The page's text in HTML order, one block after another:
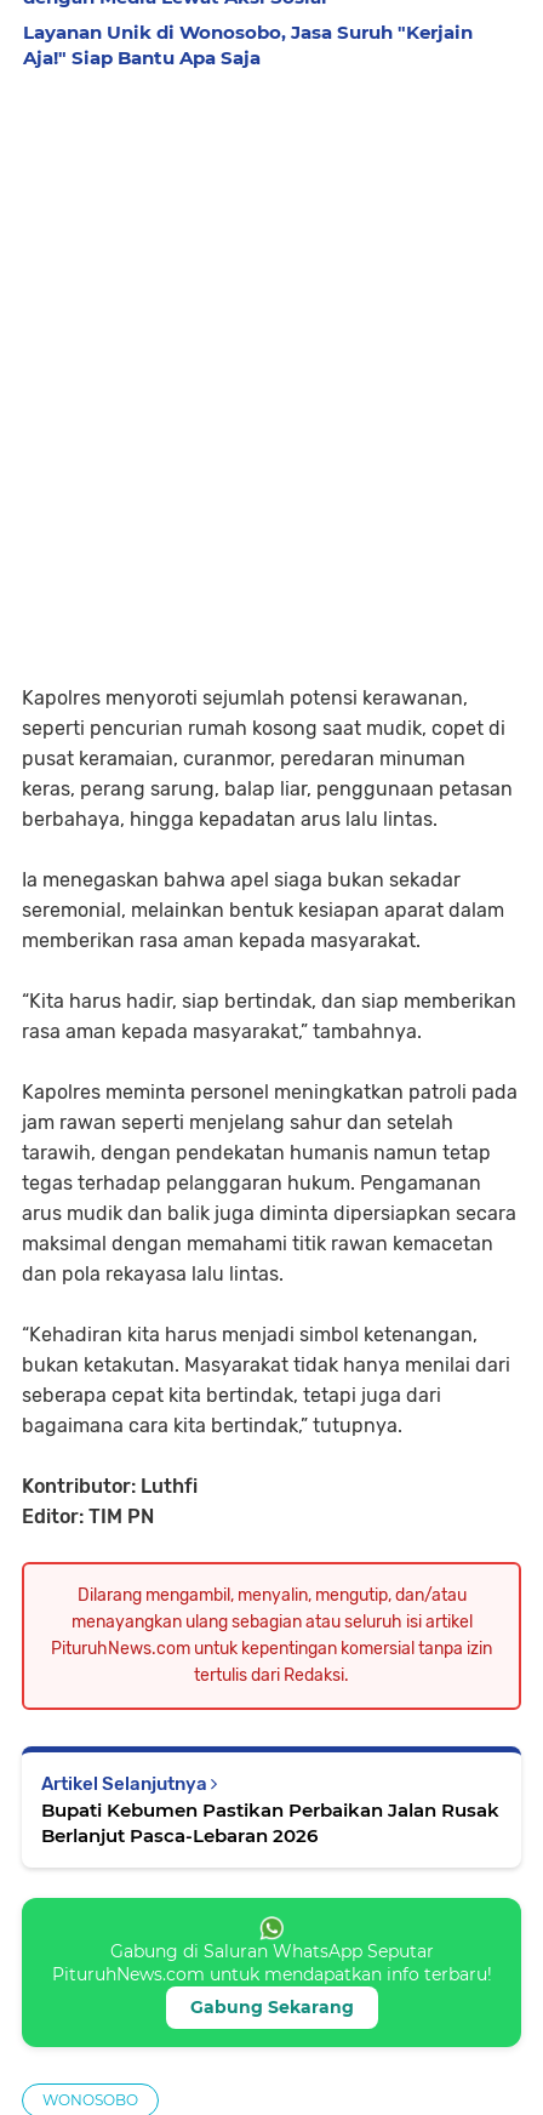
Layanan Unik di Wonosobo, Jasa Suruh "Kerjain
Aja!" Siap Bantu Apa Saja
Kapolres menyoroti sejumlah potensi kerawanan,
seperti pencurian rumah kosong saat mudik, copet di
pusat keramaian, curanmor, peredaran minuman
keras, perang sarung, balap liar, penggunaan petasan
berbahaya, hingga kepadatan arus lalu lintas.
Ia menegaskan bahwa apel siaga bukan sekadar
seremonial, melainkan bentuk kesiapan aparat dalam
memberikan rasa aman kepada masyarakat.
“Kita harus hadir, siap bertindak, dan siap memberikan
rasa aman kepada masyarakat,” tambahnya.
Kapolres meminta personel meningkatkan patroli pada
jam rawan seperti menjelang sahur dan setelah
tarawih, dengan pendekatan humanis namun tetap
tegas terhadap pelanggaran hukum. Pengamanan
arus mudik dan balik juga diminta dipersiapkan secara
maksimal dengan memahami titik rawan kemacetan
dan pola rekayasa lalu lintas.
“Kehadiran kita harus menjadi simbol ketenangan,
bukan ketakutan. Masyarakat tidak hanya menilai dari
seberapa cepat kita bertindak, tetapi juga dari
bagaimana cara kita bertindak,” tutupnya.
Kontributor: Luthfi
Editor: TIM PN
Dilarang mengambil, menyalin, mengutip, dan/atau
menayangkan ulang sebagian atau seluruh isi artikel
PituruhNews.com untuk kepentingan komersial tanpa izin
tertulis dari Redaksi.
Artikel Selanjutnya
Bupati Kebumen Pastikan Perbaikan Jalan Rusak
Berlanjut Pasca-Lebaran 2026
Gabung di Saluran WhatsApp Seputar
PituruhNews.com untuk mendapatkan info terbaru!
Gabung Sekarang
WONOSOBO